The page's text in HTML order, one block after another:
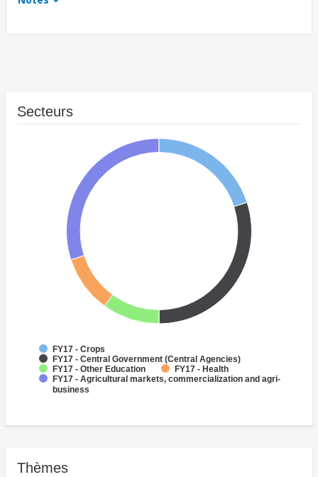
Secteurs
FY17 - Crops
FY17 - Central Government (Central Agencies)
FY17 - Other Education
FY17 - Health
FY17 - Agricultural markets, commercialization and agri-
business
Thèmes